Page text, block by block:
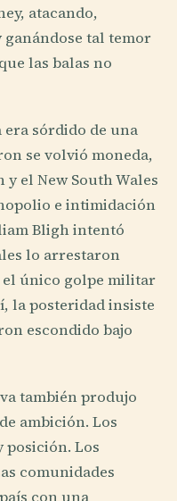
atacando,
tal temor
las balas no
sórdido de una
se volvió moneda,
el New South Wales
e intimidación
Bligh intentó
lo arrestaron
el único golpe militar
la posteridad insiste
escondido bajo
también produjo
ambición. Los
posición. Los
comunidades